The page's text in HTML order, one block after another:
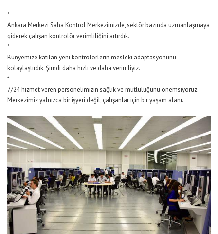
*
Ankara Merkezi Saha Kontrol Merkezimizde, sektör bazında uzmanlaşmaya
giderek çalışan kontrolör verimliliğini artırdık.
*
Bünyemize katılan yeni kontrolörlerin mesleki adaptasyonunu
kolaylaştırdık. Şimdi daha hızlı ve daha verimliyiz.
*
7/24 hizmet veren personelimizin sağlık ve mutluluğunu önemsiyoruz.
Merkezimiz yalnızca bir işyeri değil, çalışanlar için bir yaşam alanı.